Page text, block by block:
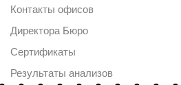
Контакты офисов
Директора Бюро
Сертификаты
Результаты анализов